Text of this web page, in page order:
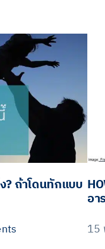
? ถ้าโดนทักแบบ
อ
15